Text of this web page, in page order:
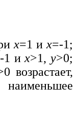
х=1 их=-1;
1 иx>1, у>0;
возрастает,